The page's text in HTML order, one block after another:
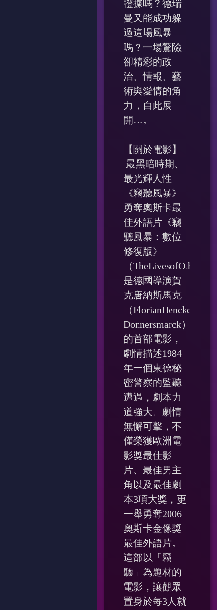
證據嗎？德瑞
曼又能成功躲
過這場風暴
嗎？一場驚險
卻精彩的政
治、情報、藝
術與愛情的角
力，自此展
開…。
【關於電影】
最黑暗時期、
最光輝人性
《竊聽風暴》
勇奪奧斯卡最
佳外語片《竊
聽風暴：數位
修復版》
（TheLivesofOthers）
是德國導演賀
克唐納斯馬克
（FlorianHenckel-
Donnersmarck）
的首部電影，
劇情描述1984
年一個東德秘
密警察的監聽
遭遇，劇本力
道強大、劇情
無懈可擊，不
僅榮獲歐洲電
影獎最佳影
片、最佳男主
角以及最佳劇
本3項大獎，更
一舉勇奪2006
奧斯卡金像獎
最佳外語片。
這部以「竊
聽」為題材的
電影，讓觀眾
置身於每3人就